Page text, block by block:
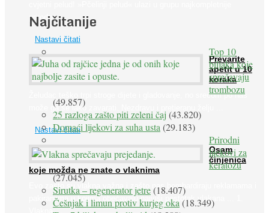
prirodne ...
Nastavi čitati
Prevarite
apetit u 10
koraka
Želudac teško trpi stroge dijete i gladovanje, no srećom po nas
može ga se lako zavarati. Nezdravu i pretjeranu želju ...
Nastavi čitati
Osam
činjenica
koje možda ne znate o vlaknima
Evo zašto su vlakna važna i zašto nas bombardiraju reklamama i
pakiranjima u kojima obećavaju najviši postotak vlakana ... 1.
Vlakna ...
Najčitanije
Top 10
biljaka koje
sprečavaju
trombozu
(49.857)
25 razloga zašto piti zeleni čaj(43.820)
Domaći lijekovi za suha usta (29.183)
Prirodni
lijekovi za
keratozu
(27.045)
Sirutka – regenerator jetre(18.407)
Češnjak i limun protiv kurjeg oka (18.349)